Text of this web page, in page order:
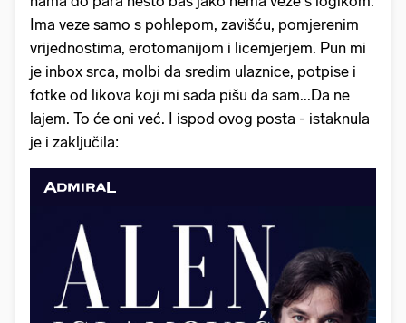
Ima veze samo s pohlepom, zavišću, pomjerenim
vrijednostima, erotomanijom i licemjerjem. Pun mi
je inbox srca, molbi da sredim ulaznice, potpise i
fotke od likova koji mi sada pišu da sam...Da ne
lajem. To će oni već. I ispod ovog posta - istaknula
je i zaključila: